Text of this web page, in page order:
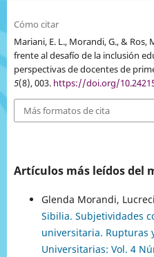
Cómo citar
Mariani, E. L., Morandi, G., &
frente al desafío de la inclusión
perspectivas de docentes de
5(8), 003. https://doi.org/
Más formatos de cita
Artículos más leídos del
Glenda Morandi,
Sibilia. Subjetividades
universitaria. Rupturas
Universitarias: Vol. 4